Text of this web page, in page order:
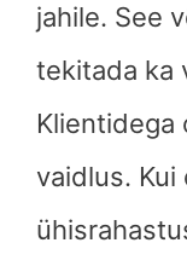
jahile. See
tekitada ka
Klientidega
vaidlus.